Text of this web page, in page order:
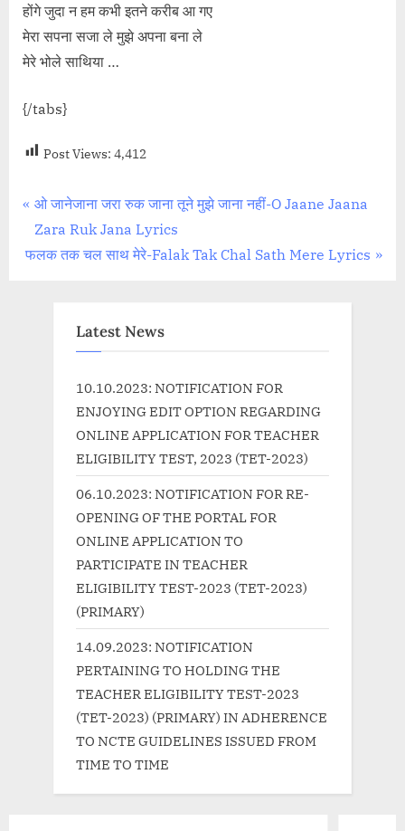
होंगे जुदा न हम कभी इतने करीब आ गए
मेरा सपना सजा ले मुझे अपना बना ले
मेरे भोले साथिया …
{/tabs}
Post Views: 4,412
Post
navigation
P
r
e
ओ जानेजाना जरा रुक जाना तूने मुझे जाना नहीं-O Jaane Jaana
Zara Ruk Jana Lyrics
N
फलक तक चल साथ मेरे-Falak Tak Chal Sath Mere Lyrics
Latest News
10.10.2023: NOTIFICATION FOR
ENJOYING EDIT OPTION REGARDING
ONLINE APPLICATION FOR TEACHER
ELIGIBILITY TEST, 2023 (TET-2023)
06.10.2023: NOTIFICATION FOR RE-
OPENING OF THE PORTAL FOR
ONLINE APPLICATION TO
PARTICIPATE IN TEACHER
ELIGIBILITY TEST-2023 (TET-2023)
(PRIMARY)
14.09.2023: NOTIFICATION
PERTAINING TO HOLDING THE
TEACHER ELIGIBILITY TEST-2023
(TET-2023) (PRIMARY) IN ADHERENCE
TO NCTE GUIDELINES ISSUED FROM
TIME TO TIME